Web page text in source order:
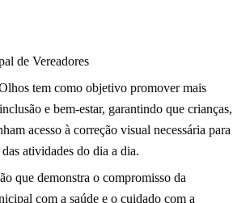
de Vereadores
tem como objetivo promover mais
e bem-estar, garantindo que crianças,
acesso à correção visual necessária para
atividades do dia a dia.
que demonstra o compromisso da
com a saúde e o cuidado com a